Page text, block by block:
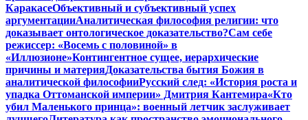
КаракасеОбъективный и субъективный успех
аргументацииАналитическая философия религии: что
доказывает онтологическое доказательство?Сам себе
режиссер: «Восемь с половиной» в
«Иллюзионе»Контингентное сущее, иерархические
причины и материяДоказательства бытия Божия в
аналитической философииРусский след: «История роста и
упадка Оттоманской империи» Дмитрия Кантемира«Кто
убил Маленького принца»: военный летчик заслуживает